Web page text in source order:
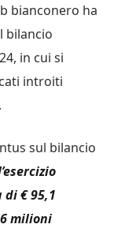
bianconero ha
bilancio
in cui si
introiti
.
sul bilancio
€ 95,1
milioni